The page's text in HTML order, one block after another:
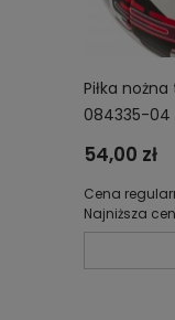
Piłka
084335-04
54,00 zł
Cena
Najniższa